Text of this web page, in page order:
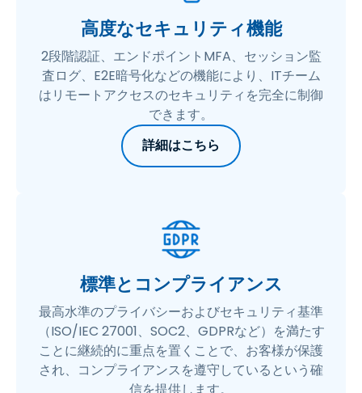
高度なセキュリティ機能
2段階認証、エンドポイントMFA、セッション監
査ログ、E2E暗号化などの機能により、ITチーム
はリモートアクセスのセキュリティを完全に制御
できます。
詳細はこちら
標準とコンプライアンス
最高水準のプライバシーおよびセキュリティ基準
（ISO/IEC 27001、SOC2、GDPRなど）を満たす
ことに継続的に重点を置くことで、お客様が保護
され、コンプライアンスを遵守しているという確
信を提供します。